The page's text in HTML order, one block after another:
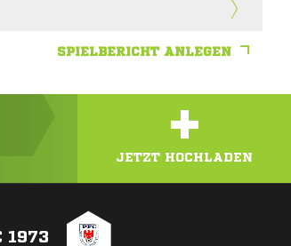
SPIELBERICHT ANLEGEN
+
JETZT HOCHLADEN
1973